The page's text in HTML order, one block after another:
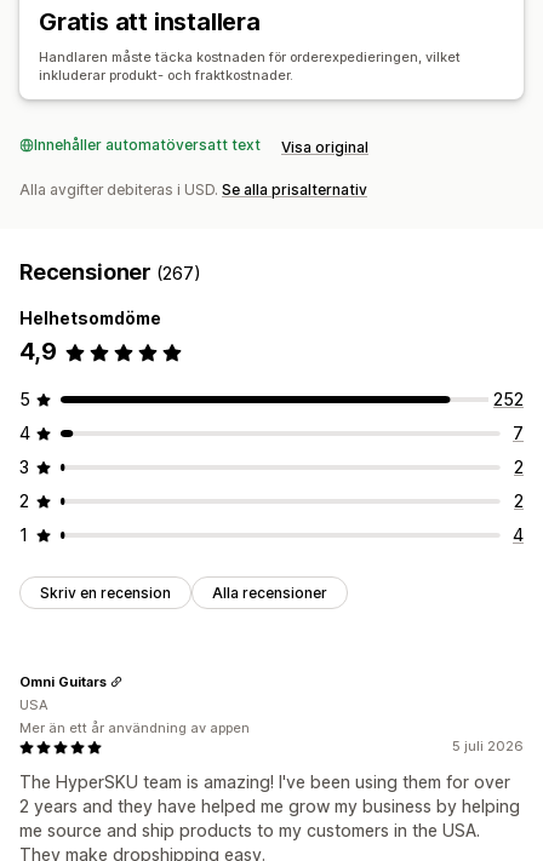
Leveransalternativ
Bulkleverans Anpassad leverans Global leverans
Multi-leverans Uppdateringar i realtid
Gratis att installera
Handlaren måste täcka kostnaden för orderexpedieringen, vilket
inkluderar produkt- och fraktkostnader.
Innehåller automatöversatt text Visa original
Alla avgifter debiteras i USD. Se alla prisalternativ
Recensioner (267)
Helhetsomdöme
4,9
5
252
4
7
3
2
2
2
1
4
Skriv en recension Alla recensioner
5 juli 2026
The HyperSKU team is amazing! I've been using them for over
2 years and they have helped me grow my business by helping
me source and ship products to my customers in the USA.
They make dropshipping easy.
Omni Guitars
USA
Mer än ett år användning av appen